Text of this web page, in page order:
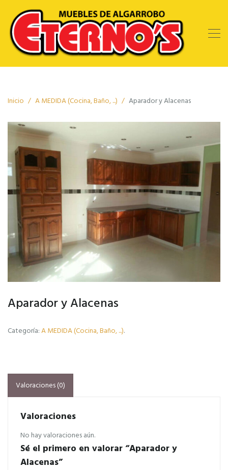
Inicio A MEDIDA (Cocina, Baño, ...) Aparador y Alacenas
Aparador y Alacenas
Categoría:A MEDIDA (Cocina, Baño, ...).
Valoraciones (0)
Valoraciones
No hay valoraciones aún.
Sé el primero en valorar “Aparador y
Alacenas”